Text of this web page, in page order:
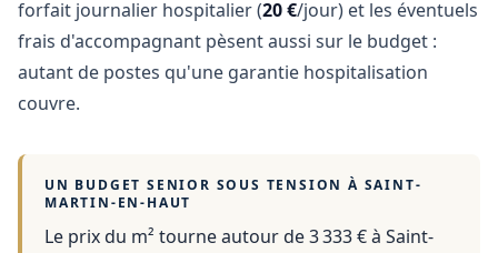
forfait journalier hospitalier (20 €/jour) et les éventuels
frais d'accompagnant pèsent aussi sur le budget :
autant de postes qu'une garantie hospitalisation
couvre.
UN BUDGET SENIOR SOUS TENSION À SAINT-
MARTIN-EN-HAUT
Le prix du m² tourne autour de 3 333 €à Saint-